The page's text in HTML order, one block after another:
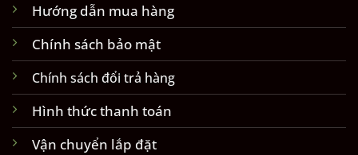
Hướng dẫn mua hàng
Chính sách bảo mật
Chính sách đổi trả hàng
Hình thức thanh toán
Vận chuyển lắp đặt